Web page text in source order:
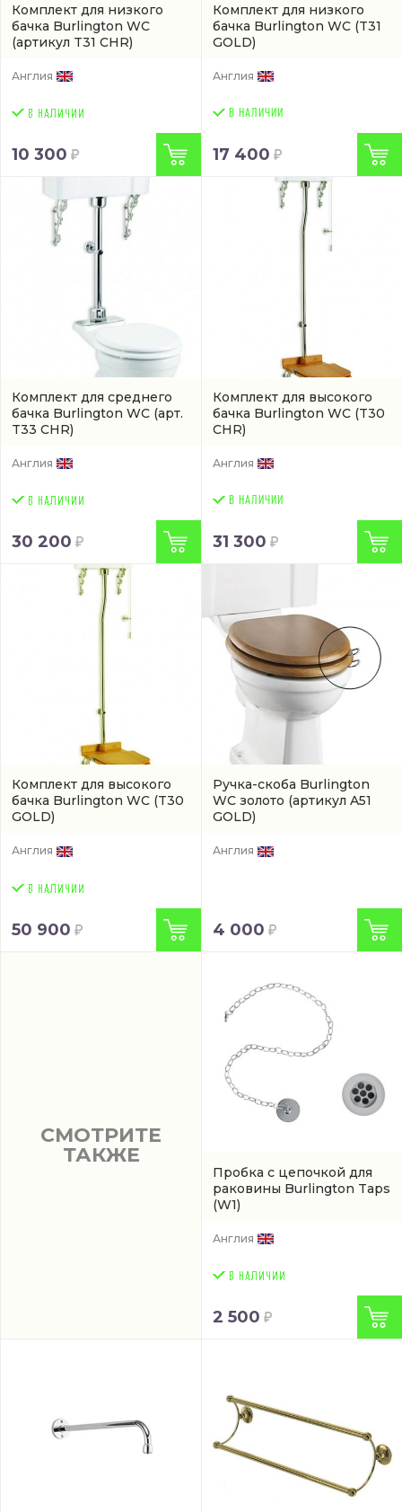
Комплект для низкого
бачка Burlington WC
(артикул T31 CHR)
Англия
10 300
Комплект для низкого
бачка Burlington WC (T31
GOLD)
Англия
В НАЛИЧИИ
17 400
Комплект для среднего
бачка Burlington WC (арт.
T33 CHR)
Англия
30 200
Комплект для высокого
бачка Burlington WC (T30
CHR)
Англия
В НАЛИЧИИ
31 300
Комплект для высокого
бачка Burlington WC (T30
GOLD)
Англия
50 900
Ручка-скоба Burlington
WC золото (артикул A51
GOLD)
Англия
4 000
СМОТРИТЕ
ТАКЖЕ
Пробка с цепочкой для
раковины Burlington Taps
(W1)
Англия
2 500